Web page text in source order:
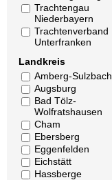
Trachtengau
Niederbayern
Trachtenverband
Unterfranken
Landkreis
Amberg-Sulzbach
Augsburg
Bad Tölz-
Wolfratshausen
Cham
Ebersberg
Eggenfelden
Eichstätt
Hassberge